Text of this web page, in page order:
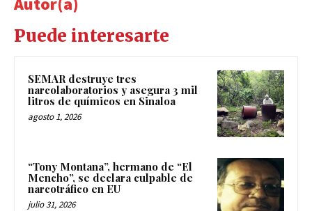
Puede interesarte
SEMAR destruye tres
narcolaboratorios y asegura 3 mil
litros de químicos en Sinaloa
agosto 1, 2026
“Tony Montana”, hermano de “El
Mencho”, se declara culpable de
narcotráfico en EU
julio 31, 2026